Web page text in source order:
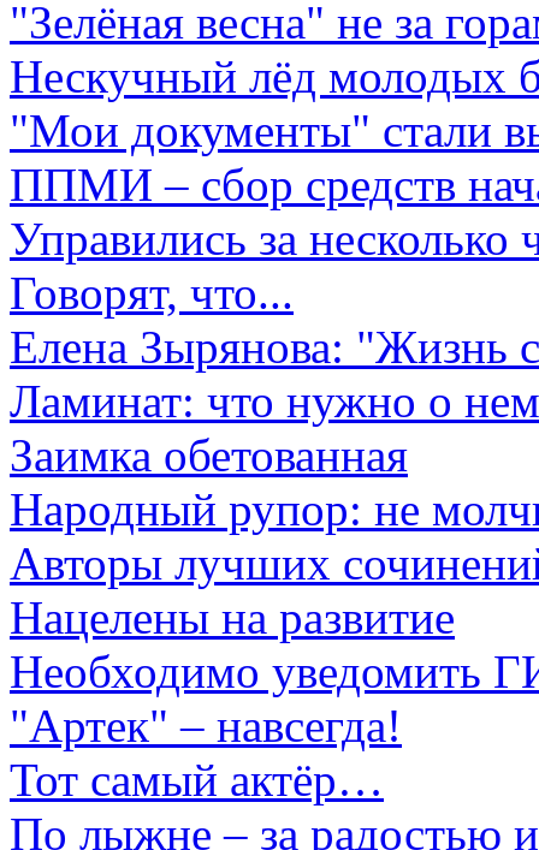
"Зелёная весна" не за
Нескучный лёд молодых
"Мои документы" стали
ППМИ – сбор средств
Управились за несколько
Говорят, что...
Елена Зырянова: "Жизнь
Ламинат: что нужно о нем
Заимка обетованная
Народный рупор: не
Авторы лучших
Нацелены на развитие
Необходимо уведомить
"Артек" – навсегда!
Тот самый актёр…
По лыжне – за радостью